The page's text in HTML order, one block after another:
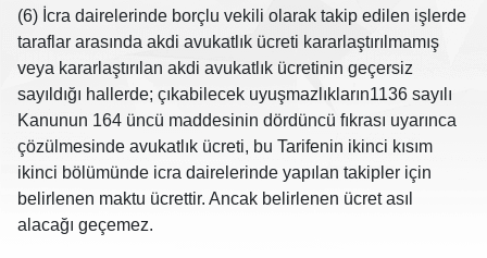
(6) İcra dairelerinde borçlu vekili olarak takip edilen işlerde
taraflar arasında akdi avukatlık ücreti kararlaştırılmamış
veya kararlaştırılan akdi avukatlık ücretinin geçersiz
sayıldığı hallerde; çıkabilecek uyuşmazlıkların1136 sayılı
Kanunun 164 üncü maddesinin dördüncü fıkrası uyarınca
çözülmesinde avukatlık ücreti, bu Tarifenin ikinci kısım
ikinci bölümünde icra dairelerinde yapılan takipler için
belirlenen maktu ücrettir. Ancak belirlenen ücret asıl
alacağı geçemez.